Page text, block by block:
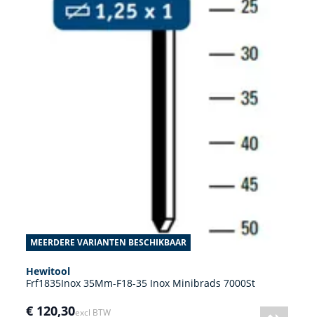
MEERDERE VARIANTEN BESCHIKBAAR
Hewitool
Frf1835Inox 35Mm-F18-35 Inox Minibrads 7000St
€ 120,30excl BTW